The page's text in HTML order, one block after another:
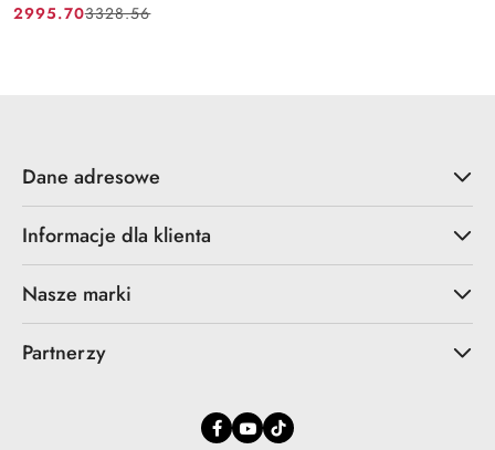
Cena
2995.70
Cena
3328.56
Dane adresowe
Informacje dla klienta
Nasze marki
Partnerzy